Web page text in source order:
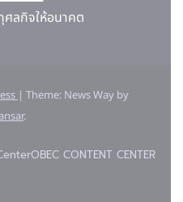
ลกิจให้อนาคต
| Theme: News Way by
.
OBEC CONTENT CENTER